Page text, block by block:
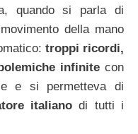
quando si parla di
della mano
troppi ricordi,
infinite con
e si permetteva di
italianodi tutti i